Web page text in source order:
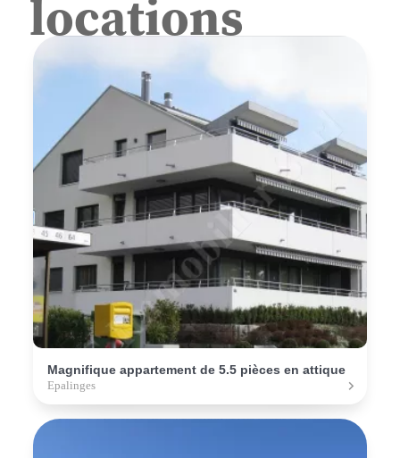
locations
Magnifique appartement de 5.5 pièces en attique
Epalinges